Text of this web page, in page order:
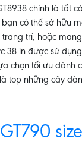
chính là tất
có thể sở hữu
trang trí, hoặc
38 in được sử
chọn tối ưu
top những cây